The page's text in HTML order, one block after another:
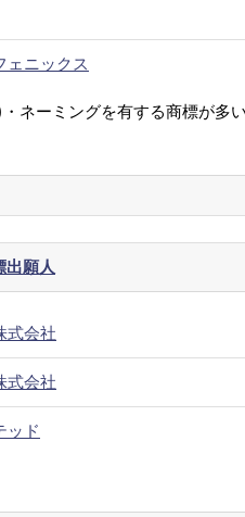
ェニックス
ネーミングを有する商標が多
出願人
式会社
式会社
ッド